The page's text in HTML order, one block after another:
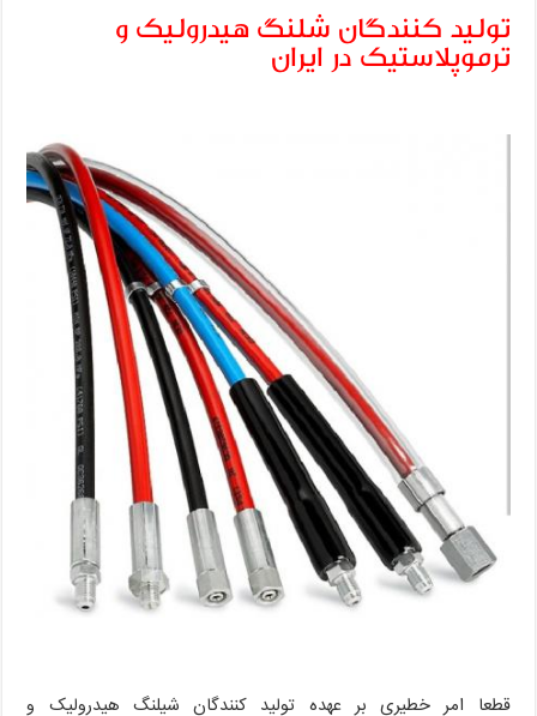
تولید کنندگان شلنگ هیدرولیک و
ترموپلاستیک در ایران
قطعا امر خطیری بر عهده تولید کنندگان شیلنگ هیدرولیک و